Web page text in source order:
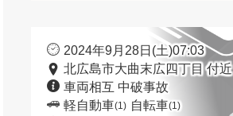
2024年9月28日(土)07:03
北広島市大曲末広四丁目 付近
車両相互 中破事故
軽自動車(1) 自転車(1)